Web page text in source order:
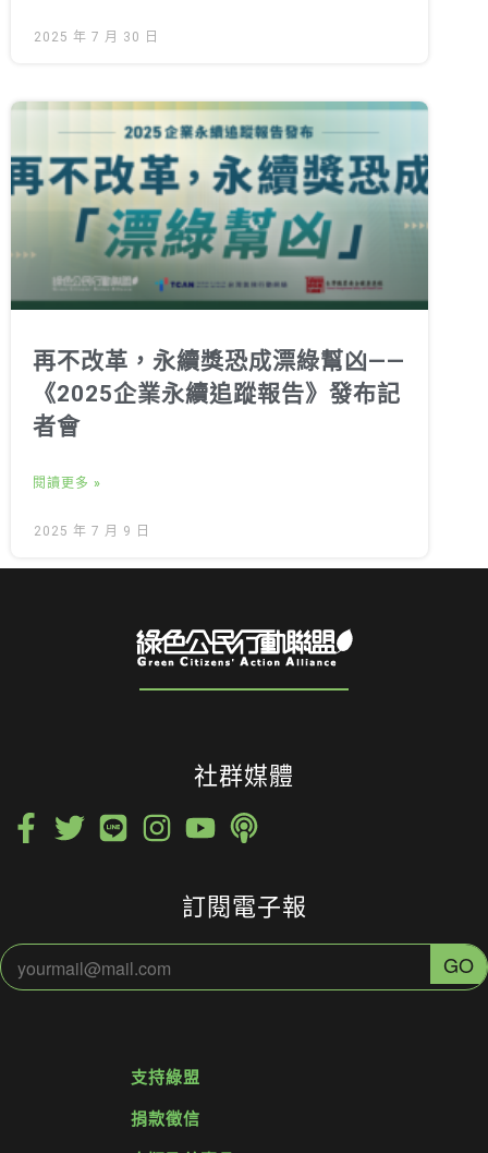
2025 年 7 月 30 日
再不改革，永續獎恐成漂綠幫凶——
《2025企業永續追蹤報告》發布記
者會
閱讀更多 »
2025 年 7 月 9 日
社群媒體
訂閱電子報
支持綠盟
捐款徵信